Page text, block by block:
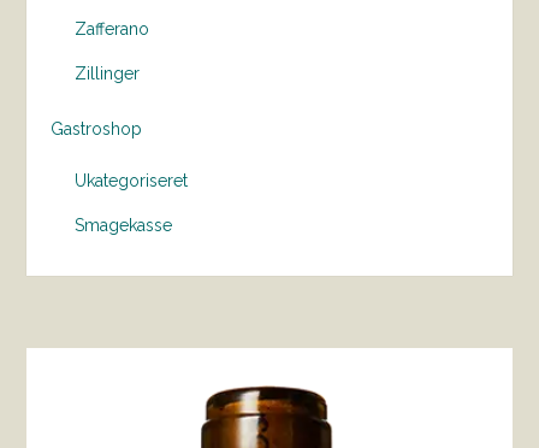
Zafferano
Zillinger
Gastroshop
Ukategoriseret
Smagekasse